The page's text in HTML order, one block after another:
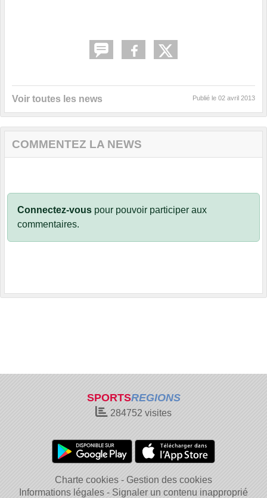
Voir toutes les news Publié le 02 avril 2013
COMMENTEZ LA NEWS
Connectez-vous pour pouvoir participer aux
commentaires.
SPORTSREGIONS
284752 visites
Charte cookies
Gestion des cookies
Informations légales
Signaler un contenu inapproprié